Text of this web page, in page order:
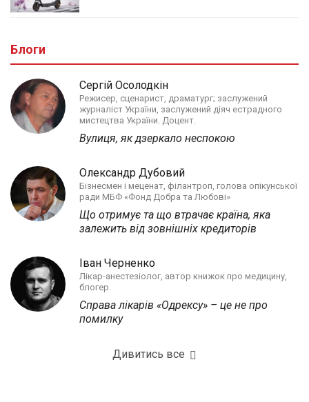
Блоги
Сергій Осолодкін
Режисер, сценарист, драматург; заслужений
журналіст України, заслужений діяч естрадного
мистецтва України. Доцент.
Вулиця, як дзеркало неспокою
Олександр Дубовий
Бізнесмен і меценат, філантроп, голова опікунської
ради МБФ «Фонд Добра та Любові»
Що отримує та що втрачає країна, яка
залежить від зовнішніх кредиторів
Іван Черненко
Лікар-анестезіолог, автор книжок про медицину,
блогер.
Справа лікарів «Одрексу» – це не про
помилку
Дивитись все